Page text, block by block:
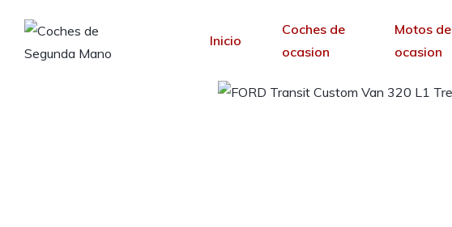
Inicio
Coches de
ocasion
Motos de
ocasion